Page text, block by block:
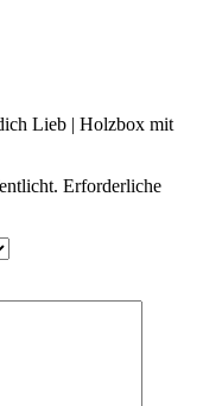
Lieb | Holzbox mit
Erforderliche